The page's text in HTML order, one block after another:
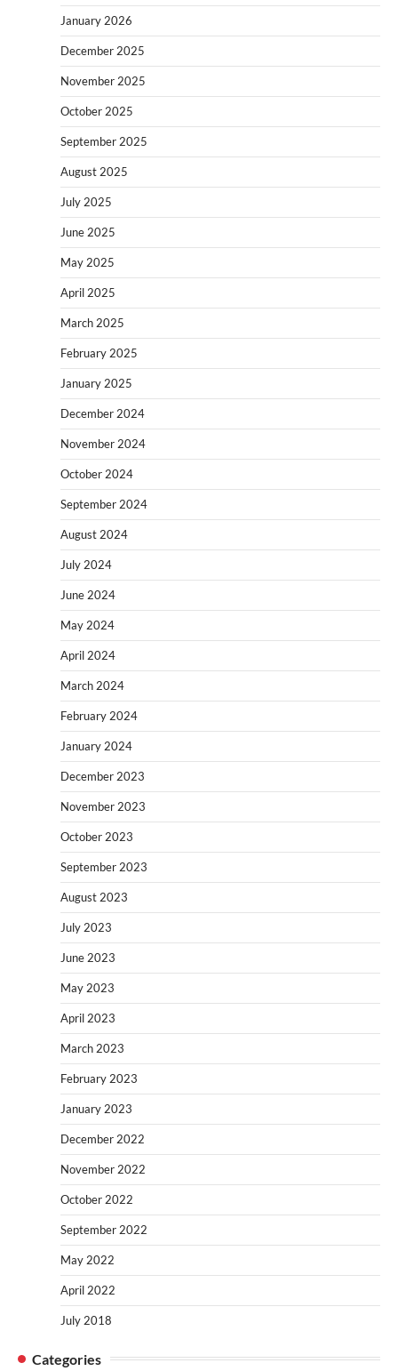
January 2026
December 2025
November 2025
October 2025
September 2025
August 2025
July 2025
June 2025
May 2025
April 2025
March 2025
February 2025
January 2025
December 2024
November 2024
October 2024
September 2024
August 2024
July 2024
June 2024
May 2024
April 2024
March 2024
February 2024
January 2024
December 2023
November 2023
October 2023
September 2023
August 2023
July 2023
June 2023
May 2023
April 2023
March 2023
February 2023
January 2023
December 2022
November 2022
October 2022
September 2022
May 2022
April 2022
July 2018
Categories